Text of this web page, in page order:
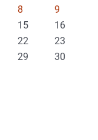
8
9
15
16
22
23
29
30